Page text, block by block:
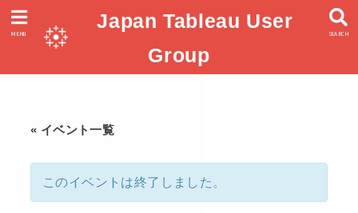
Japan Tableau User
Group
SEARCH
MENU
« イベント一覧
このイベントは終了しました。